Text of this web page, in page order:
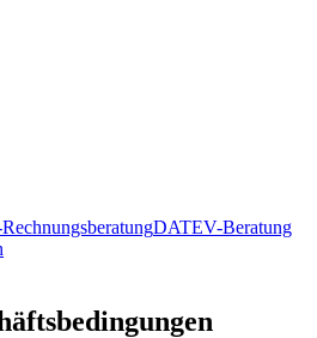
DATEV-Beratung